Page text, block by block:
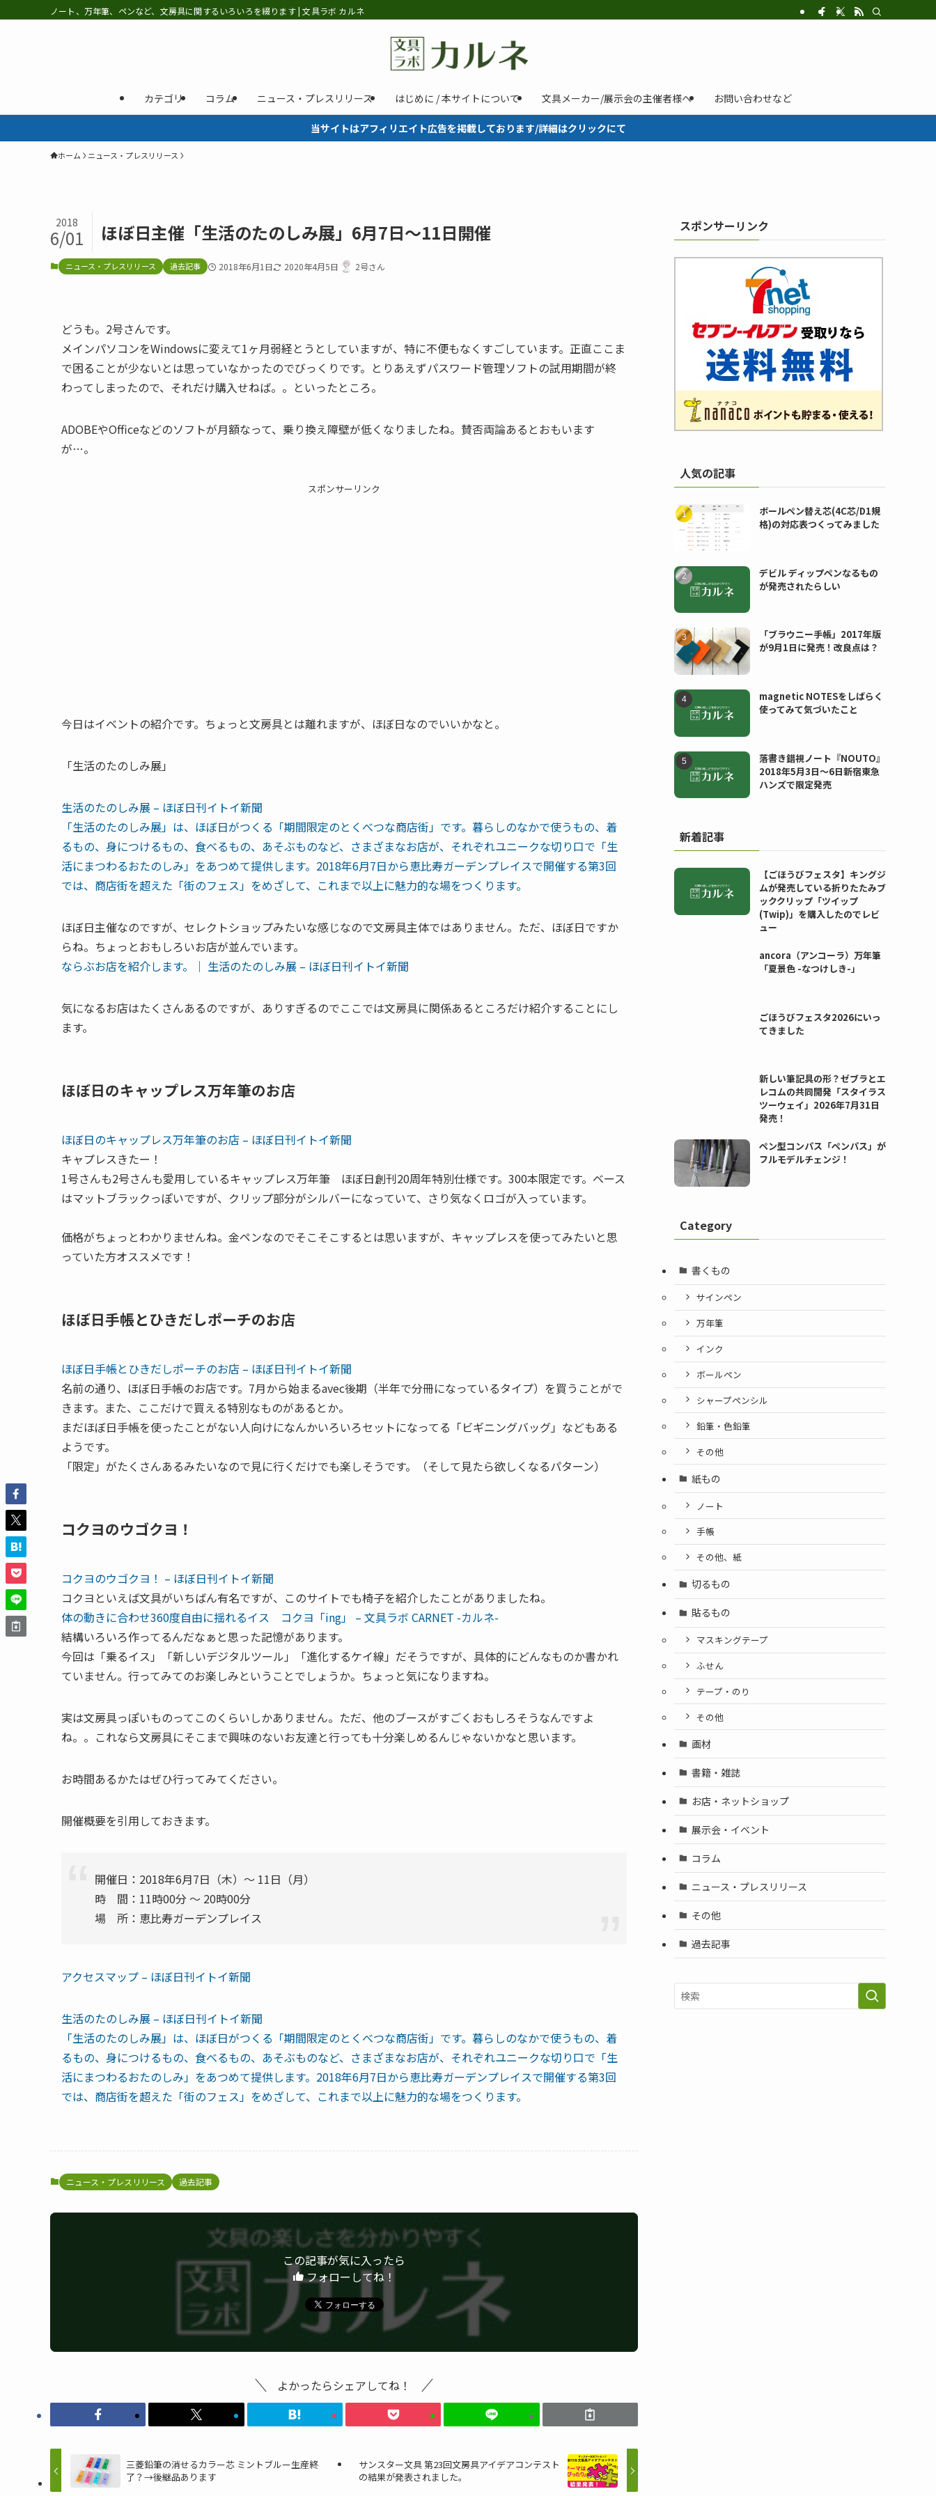
ノート、万年筆、ペンなど、文房具に関するいろいろを綴ります | 文具ラボ カルネ
カテゴリ コラム ニュース・プレスリリース はじめに / 本サイトについて 文具メーカー/展示会の主催者様へ お問い合わせなど
当サイトはアフィリエイト広告を掲載しております/詳細はクリックにて
ホーム ニュース・プレスリリース
ほぼ日主催「生活のたのしみ展」6月7日～11日開催
2018
6/01
ニュース・プレスリリース 過去記事 2018年6月1日 2020年4月5日 2号さん
どうも。2号さんです。
メインパソコンをWindowsに変えて1ヶ月弱経とうとしていますが、特に不便もなくすごしています。正直ここま
で困ることが少ないとは思っていなかったのでびっくりです。とりあえずパスワード管理ソフトの試用期間が終
わってしまったので、それだけ購入せねば。。といったところ。
ADOBEやOfficeなどのソフトが月額なって、乗り換え障壁が低くなりましたね。賛否両論あるとおもいます
が…。
スポンサーリンク
今日はイベントの紹介です。ちょっと文房具とは離れますが、ほぼ日なのでいいかなと。
「生活のたのしみ展」
生活のたのしみ展 – ほぼ日刊イトイ新聞
「生活のたのしみ展」は、ほぼ日がつくる「期間限定のとくべつな商店街」です。暮らしのなかで使うもの、着
るもの、身につけるもの、食べるもの、あそぶものなど、さまざまなお店が、それぞれユニークな切り口で「生
活にまつわるおたのしみ」をあつめて提供します。2018年6月7日から恵比寿ガーデンプレイスで開催する第3回
では、商店街を超えた「街のフェス」をめざして、これまで以上に魅力的な場をつくります。
ほぼ日主催なのですが、セレクトショップみたいな感じなので文房具主体ではありません。ただ、ほぼ日ですか
らね。ちょっとおもしろいお店が並んでいます。
ならぶお店を紹介します。｜ 生活のたのしみ展 – ほぼ日刊イトイ新聞
気になるお店はたくさんあるのですが、ありすぎるのでここでは文房具に関係あるところだけ紹介することにし
ます。
ほぼ日のキャップレス万年筆のお店
ほぼ日のキャップレス万年筆のお店 – ほぼ日刊イトイ新聞
キャプレスきたー！
1号さんも2号さんも愛用しているキャップレス万年筆 ほぼ日創刊20周年特別仕様です。300本限定です。ベース
はマットブラックっぽいですが、クリップ部分がシルバーになっていて、さり気なくロゴが入っています。
価格がちょっとわかりませんね。金ペンなのでそこそこするとは思いますが、キャップレスを使ってみたいと思
っていた方オススメです！
ほぼ日手帳とひきだしポーチのお店
ほぼ日手帳とひきだしポーチのお店 – ほぼ日刊イトイ新聞
名前の通り、ほぼ日手帳のお店です。7月から始まるavec後期（半年で分冊になっているタイプ）を買うことがで
きます。また、ここだけで買える特別なものがあるとか。
まだほぼ日手帳を使ったことがない人向けになんかいろいろセットになってる「ビギニングバッグ」などもある
ようです。
「限定」がたくさんあるみたいなので見に行くだけでも楽しそうです。（そして見たら欲しくなるパターン）
コクヨのウゴクヨ！
コクヨのウゴクヨ！ – ほぼ日刊イトイ新聞
コクヨといえば文具がいちばん有名ですが、このサイトでも椅子を紹介したことがありましたね。
体の動きに合わせ360度自由に揺れるイス コクヨ「ing」 – 文具ラボ CARNET -カルネ-
結構いろいろ作ってるんだなぁと思った記憶があります。
今回は「乗るイス」「新しいデジタルツール」「進化するケイ線」だそうですが、具体的にどんなものか書かれ
ていません。行ってみてのお楽しみということでしょうか。ちょっと気になりますね。
実は文房具っぽいものってこのくらいしかありません。ただ、他のブースがすごくおもしろそうなんですよ
ね。。これなら文房具にそこまで興味のないお友達と行っても十分楽しめるんじゃないかなと思います。
お時間あるかたはぜひ行ってみてください。
開催概要を引用しておきます。
開催日：2018年6月7日（木）〜 11日（月）
時 間：11時00分 ～ 20時00分
場 所：恵比寿ガーデンプレイス
アクセスマップ – ほぼ日刊イトイ新聞
生活のたのしみ展 – ほぼ日刊イトイ新聞
「生活のたのしみ展」は、ほぼ日がつくる「期間限定のとくべつな商店街」です。暮らしのなかで使うもの、着
るもの、身につけるもの、食べるもの、あそぶものなど、さまざまなお店が、それぞれユニークな切り口で「生
活にまつわるおたのしみ」をあつめて提供します。2018年6月7日から恵比寿ガーデンプレイスで開催する第3回
では、商店街を超えた「街のフェス」をめざして、これまで以上に魅力的な場をつくります。
ニュース・プレスリリース 過去記事
この記事が気に入ったら
フォローしてね！
よかったらシェアしてね！
三菱鉛筆の消せるカラー芯 ミントブルー生産終
了？→後継品あります
サンスター文具 第23回文房具アイデアコンテスト
の結果が発表されました。
スポンサーリンク
人気の記事
ボールペン替え芯(4C芯/D1規
格)の対応表つくってみました
デビル ディップペンなるもの
が発売されたらしい
「ブラウニー手帳」2017年版
が9月1日に発売！改良点は？
magnetic NOTESをしばらく
使ってみて気づいたこと
落書き錯視ノート『NOUTO』
2018年5月3日〜6日新宿東急
ハンズで限定発売
新着記事
【ごほうびフェスタ】キングジ
ムが発売している折りたたみブ
ッククリップ「ツイップ
(Twip)」を購入したのでレビ
ュー
ancora（アンコーラ）万年筆
「夏景色 -なつけしき-」
ごほうびフェスタ2026にいっ
てきました
新しい筆記具の形？ゼブラとエ
レコムの共同開発「スタイラス
ツーウェイ」2026年7月31日
発売！
ペン型コンパス「ペンパス」が
フルモデルチェンジ！
Category
書くもの
サインペン
万年筆
インク
ボールペン
シャープペンシル
鉛筆・色鉛筆
その他
紙もの
ノート
手帳
その他、紙
切るもの
貼るもの
マスキングテープ
ふせん
テープ・のり
その他
画材
書籍・雑誌
お店・ネットショップ
展示会・イベント
コラム
ニュース・プレスリリース
その他
過去記事